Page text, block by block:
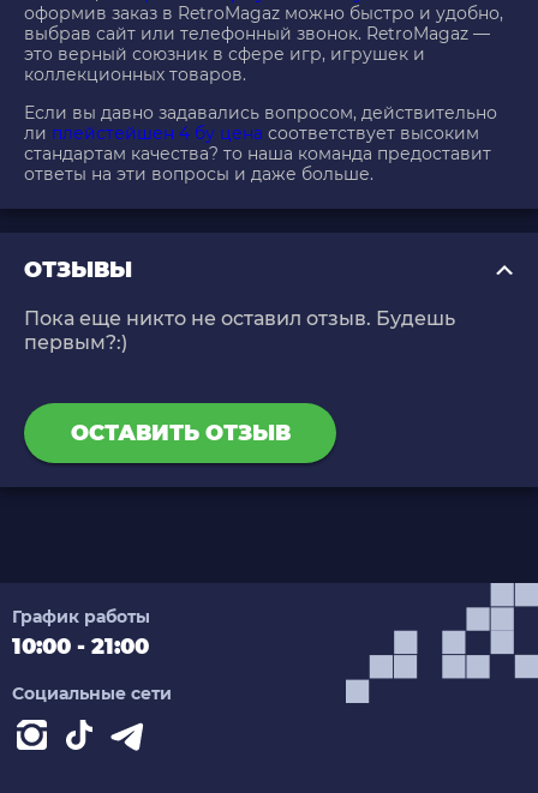
оформив заказ в RetroMagaz можно быстро и удобно,
выбрав сайт или телефонный звонок. RetroMagaz —
это верный союзник в сфере игр, игрушек и
коллекционных товаров.
Если вы давно задавались вопросом, действительно
ли плейстейшен 4 бу цена соответствует высоким
стандартам качества? то наша команда предоставит
ответы на эти вопросы и даже больше.
ОТЗЫВЫ
Пока еще никто не оставил отзыв. Будешь
первым?:)
ОСТАВИТЬ ОТЗЫВ
График работы
10:00 - 21:00
Социальные сети